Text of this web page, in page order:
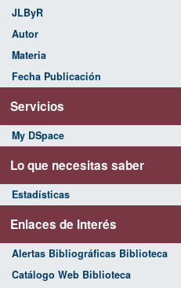
JLByR
Autor
Materia
Fecha Publicación
Servicios
My DSpace
Lo que necesitas saber
Estadísticas
Enlaces de Interés
Alertas Bibliográficas Biblioteca
Catálogo Web Biblioteca